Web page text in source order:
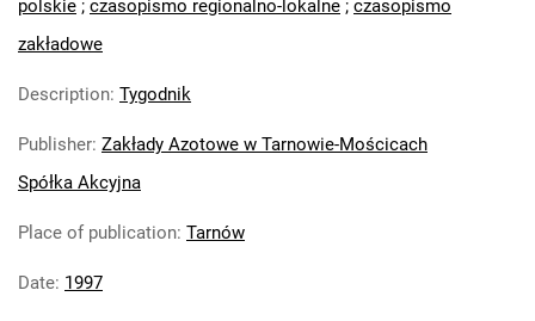
Robotniczego Zakładów Azotowych im.
Feliksa Dzierżyńskiego. 1974
Robotniczego Zakładów Azotowych im.
Feliksa Dzierżyńskiego. 1975
Robotniczego Zakładów Azotowych im.
Feliksa Dzierżyńskiego. 1976
Robotniczego Zakładów Azotowych im.
polskie ; czasopismo regionalno-lokalne ; czasopismo
zakładowe
Description: Tygodnik
Publisher: Zakłady Azotowe w Tarnowie-Mościcach
Spółka Akcyjna
Place of publication: Tarnów
Date: 1997